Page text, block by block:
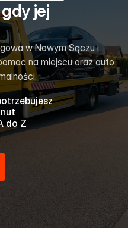
jej
w Nowym Sączu i
na miejscu oraz auto
do Z